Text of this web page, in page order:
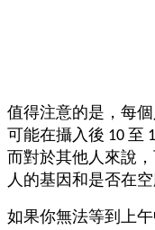
值得注意的是，每
可能在攝入後 10 至
而對於其他人來說
人的基因和是否在
如果你無法等到上